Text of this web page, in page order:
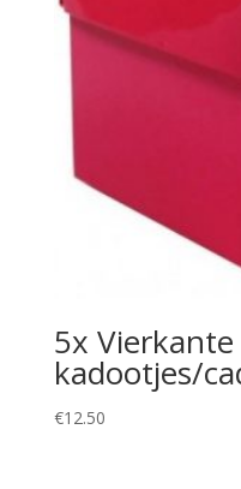
5x
kadootjes/
€12.50